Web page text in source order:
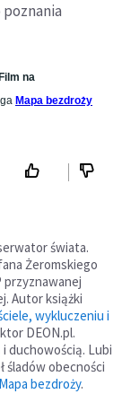
Film na
Mapa bezdroży
świata.
Żeromskiego
przyznawanej
Autor książki
wykluczeniu i
DEON.pl.
duchowością. Lubi
śladów obecności
Mapa bezdroży.